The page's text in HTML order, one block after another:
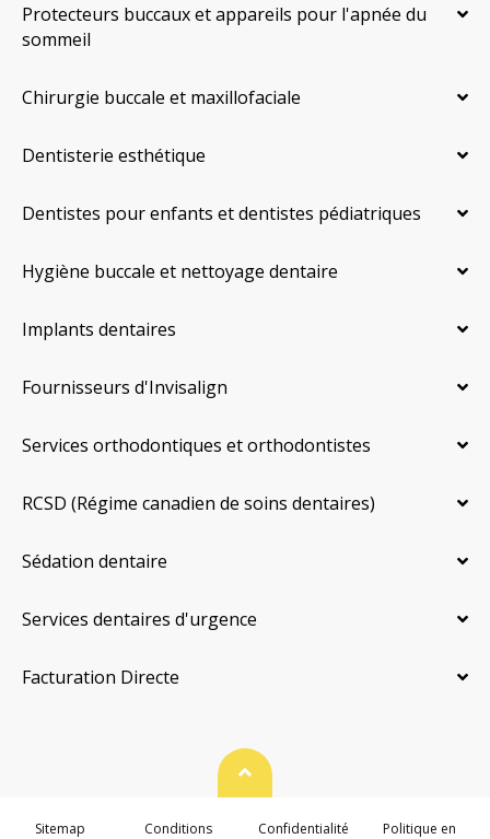
Protecteurs buccaux et appareils pour l'apnée du
sommeil
Chirurgie buccale et maxillofaciale
Dentisterie esthétique
Dentistes pour enfants et dentistes pédiatriques
Hygiène buccale et nettoyage dentaire
Implants dentaires
Fournisseurs d'Invisalign
Services orthodontiques et orthodontistes
RCSD (Régime canadien de soins dentaires)
Sédation dentaire
Services dentaires d'urgence
Facturation Directe
Haut de page
Sitemap
Conditions
Confidentialité
Politique en